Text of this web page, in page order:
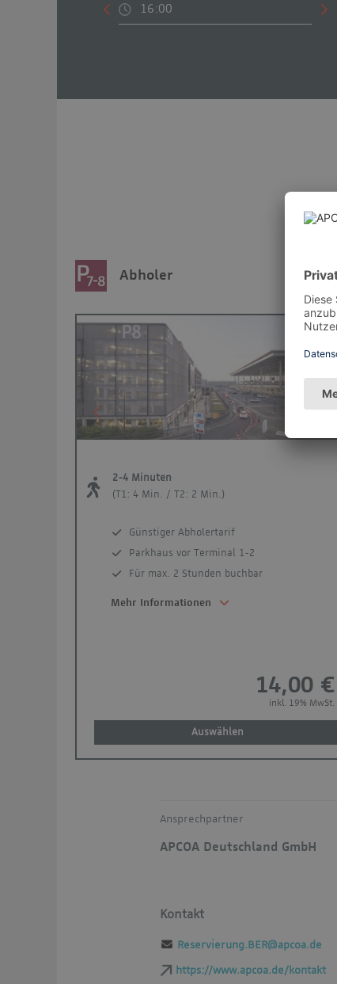
Abholer
Previous
2-4 Minuten
(T1: 4 Min. / T2: 2 Min.)
Günstiger Abholertarif
Parkhaus vor Terminal 1-2
Für max. 2 Stunden buchbar
Mehr Informationen
14,00 €
inkl. 19% MwSt.
Auswählen
Ansprechpartner
APCOA Deutschland GmbH
Kontakt
Reservierung.BER@apcoa.de
https://www.apcoa.de/kontakt